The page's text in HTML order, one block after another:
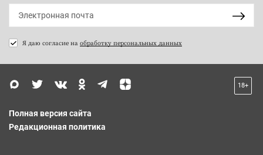
Я даю согласие на обработку персональных данных
18+
Полная версия сайта
Редакционная политика